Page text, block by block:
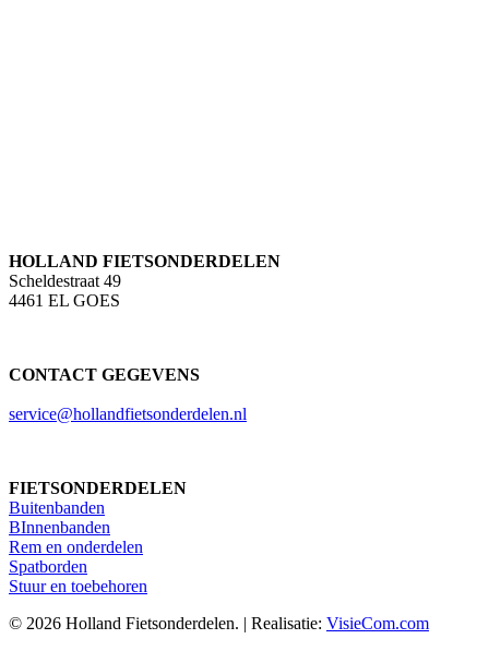
HOLLAND FIETSONDERDELEN
Scheldestraat 49
4461 EL GOES
CONTACT GEGEVENS
service@hollandfietsonderdelen.nl
FIETSONDERDELEN
Buitenbanden
BInnenbanden
Rem en onderdelen
Spatborden
Stuur en toebehoren
© 2026 Holland Fietsonderdelen. | Realisatie: VisieCom.com